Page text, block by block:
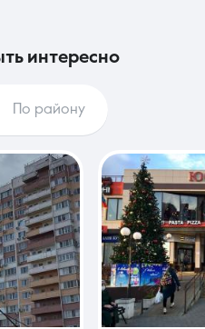
интересно
По району